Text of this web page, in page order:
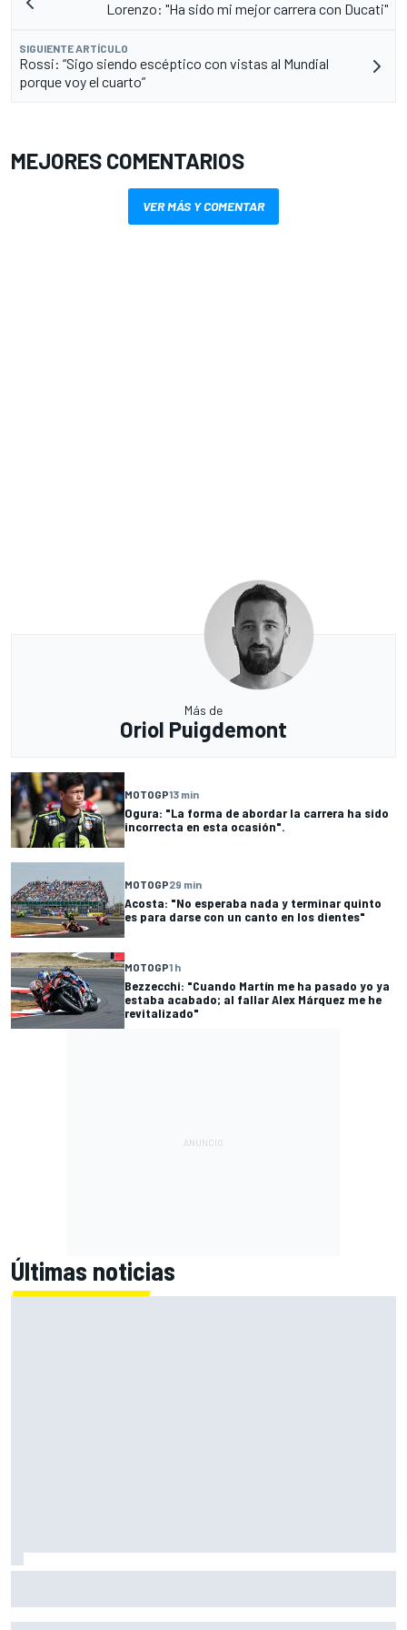
Lorenzo: "Ha sido mi mejor carrera con Ducati"
SIGUIENTE ARTÍCULO
Rossi: “Sigo siendo escéptico con vistas al Mundial
porque voy el cuarto”
MEJORES COMENTARIOS
VER MÁS Y COMENTAR
Más de
Oriol Puigdemont
MOTOGP13 min
Ogura: "La forma de abordar la carrera ha sido
incorrecta en esta ocasión".
MOTOGP29 min
Acosta: "No esperaba nada y terminar quinto
es para darse con un canto en los dientes"
MOTOGP1 h
Bezzecchi: "Cuando Martín me ha pasado yo ya
estaba acabado; al fallar Alex Márquez me he
revitalizado"
Últimas noticias